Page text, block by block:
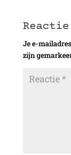
Je e-
zijn